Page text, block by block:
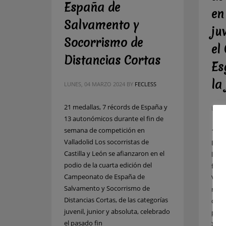
España de
Salvamento y
Socorrismo de
Distancias Cortas
LUNES, 04 MARZO 2024 BY FECLESS
21 medallas, 7 récords de España y
13 autonómicos durante el fin de
semana de competición en
Valladolid Los socorristas de
Castilla y León se afianzaron en el
podio de la cuarta edición del
Campeonato de España de
Salvamento y Socorrismo de
Distancias Cortas, de las categorías
juvenil, junior y absoluta, celebrado
el pasado fin
el
la
14
la
fin